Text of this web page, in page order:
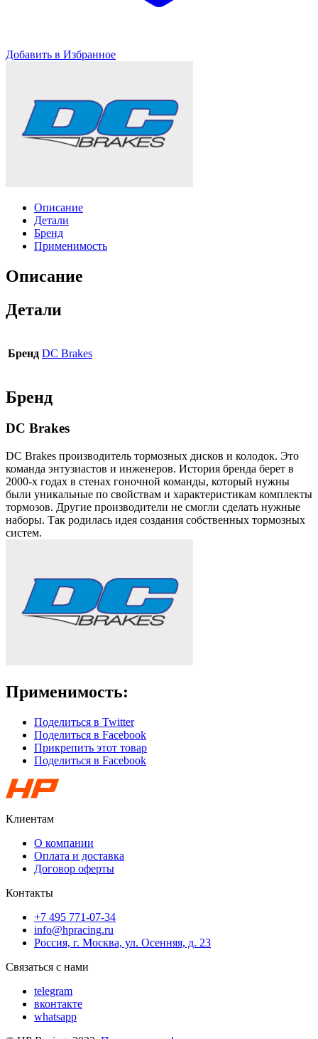
Добавить в Избранное
Описание
Детали
Бренд
Применимость
Описание
Детали
Бренд DC Brakes
Бренд
DC Brakes
DC Brakes производитель тормозных дисков и колодок. Это
команда энтузиастов и инженеров. История бренда берет в
2000-х годах в стенах гоночной команды, который нужны
были уникальные по свойствам и характеристикам комплекты
тормозов. Другие производители не смогли сделать нужные
наборы. Так родилась идея создания собственных тормозных
систем.
Применимость:
Поделиться в Twitter
Поделиться в Facebook
Прикрепить этот товар
Поделиться в Facebook
Клиентам
О компании
Оплата и доставка
Договор оферты
Контакты
+7 495 771-07-34
info@hpracing.ru
Россия, г. Москва, ул. Осенняя, д. 23
Связаться с нами
telegram
вконтакте
whatsapp